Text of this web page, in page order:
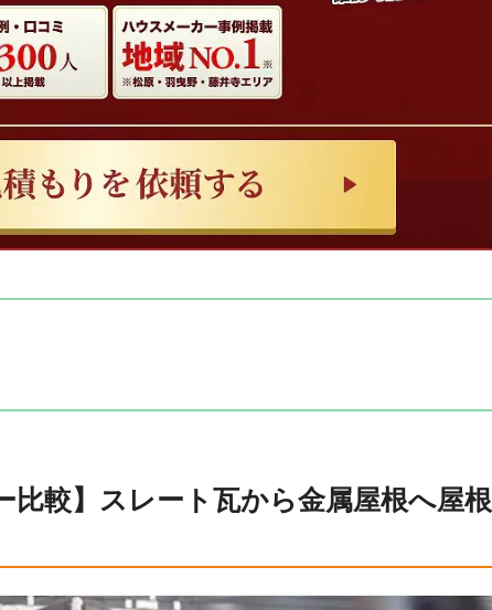
ート瓦から金属屋根へ屋根カバー工法
を使用した屋根カバー工法の実施
法の完工
比較】スレート瓦から金属屋根へ屋根